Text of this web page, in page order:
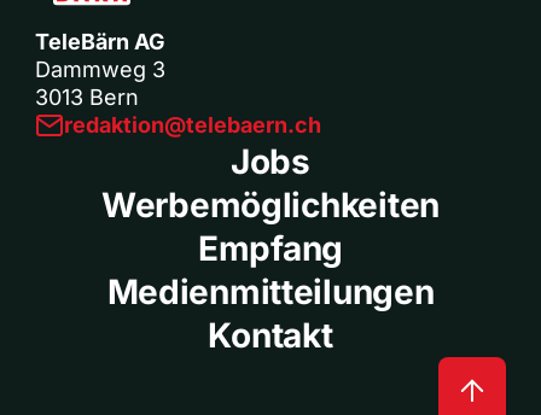
TeleBärn AG
Dammweg 3
3013 Bern
redaktion@telebaern.ch
Jobs
Werbemöglichkeiten
Empfang
Medienmitteilungen
Kontakt